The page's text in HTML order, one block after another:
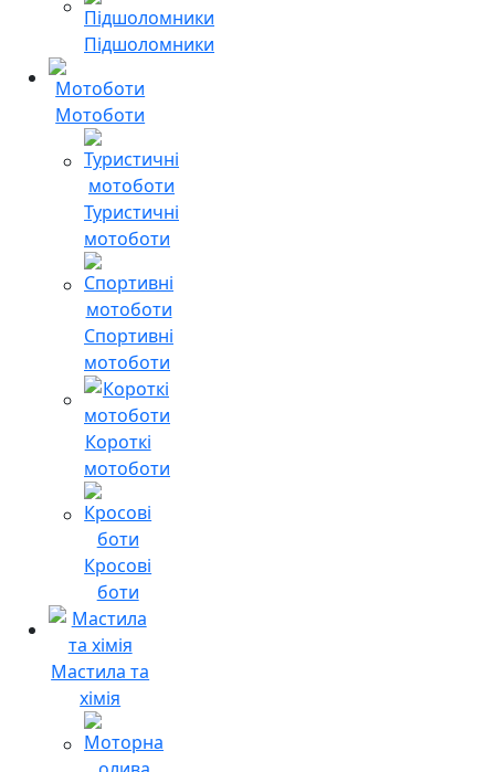
Підшоломники
Мотоботи
Туристичні
мотоботи
Спортивні
мотоботи
Короткі
мотоботи
Кросові
боти
Мастила та
хімія